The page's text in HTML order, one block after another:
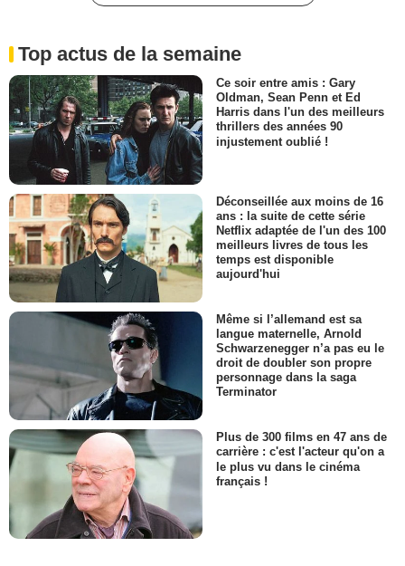
Top actus de la semaine
Ce soir entre amis : Gary
Oldman, Sean Penn et Ed
Harris dans l'un des meilleurs
thrillers des années 90
injustement oublié !
Déconseillée aux moins de 16
ans : la suite de cette série
Netflix adaptée de l'un des 100
meilleurs livres de tous les
temps est disponible
aujourd'hui
Même si l’allemand est sa
langue maternelle, Arnold
Schwarzenegger n’a pas eu le
droit de doubler son propre
personnage dans la saga
Terminator
Plus de 300 films en 47 ans de
carrière : c'est l'acteur qu'on a
le plus vu dans le cinéma
français !